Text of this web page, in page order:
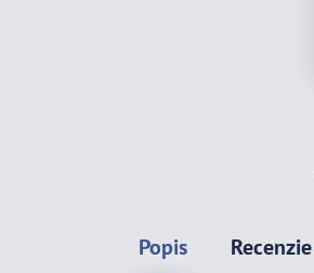
Popis Recenzie